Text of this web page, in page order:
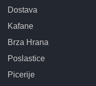
Dostava
Kafane
Brza Hrana
Poslastice
Picerije